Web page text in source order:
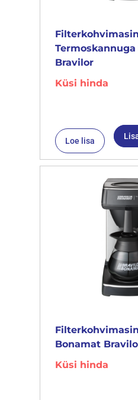
Bravilor
Küsi hinda
Loe lisa
Bonamat
Küsi hinda